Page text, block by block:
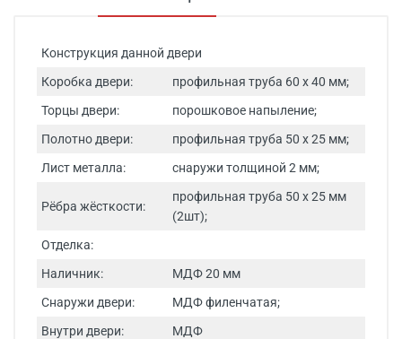
Конструкция данной двери
Коробка двери:
профильная труба 60 х 40 мм;
Торцы двери:
порошковое напыление;
Полотно двери:
профильная труба 50 х 25 мм;
Лист металла:
снаружи толщиной 2 мм;
Рёбра жёсткости:
профильная труба 50 х 25 мм
(2шт);
Отделка:
Наличник:
МДФ 20 мм
Снаружи двери:
МДФ филенчатая;
Внутри двери:
МДФ